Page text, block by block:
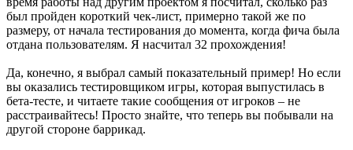
был пройден короткий чек-лист, примерно такой же по
размеру, от начала тестирования до момента, когда фича была
отдана пользователям. Я насчитал 32 прохождения!
Да, конечно, я выбрал самый показательный пример! Но если
вы оказались тестировщиком игры, которая выпустилась в
бета-тесте, и читаете такие сообщения от игроков – не
расстраивайтесь! Просто знайте, что теперь вы побывали на
другой стороне баррикад.